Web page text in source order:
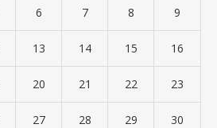
6 7 8 9
13 14 15 16
20 21 22 23
27 28 29 30